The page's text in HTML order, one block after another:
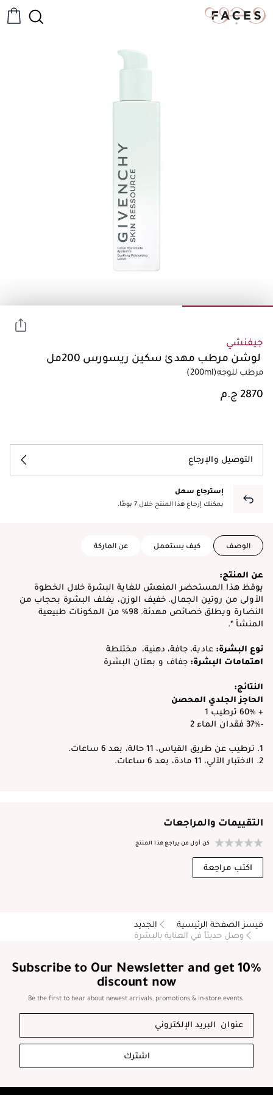
جيفنشي
لوشن مرطب مهدئ سكين ريسورس 200مل
مرطب للوجه(200ml)
التوصيل والإرجاع
إسترجاع سهل
يمكنك إرجاع هذا المنتج خلال 7 يومًا.
الوصف كيف يستعمل عن الماركة
عن المنتج:
يوقظ هذا المستحضر المنعش للغاية البشرة خلال الخطوة
الأولى من روتين الجمال. خفيف الوزن، يغلف البشرة بحجاب من
النضارة ويطلق خصائص مهدئة. 98٪ من المكونات طبيعية
المنشأ *.
نوع البشرة: عادية، جافة، دهنية، مختلطة
اهتمامات البشرة: جفاف و بهتان البشرة
النتائج:
الحاجز الجلدي المحصن
+ 60٪ ترطيب 1
-37٪ فقدان الماء 2
1. ترطيب عن طريق القياس، 11 حالة، بعد 6 ساعات.
2. الاختبار الآلي، 11 مادة، بعد 6 ساعات.
التقييمات والمراجعات
كن أول من يراجع هذا المنتج
اكتب مراجعة
فيسز الصفحة الرئيسية
الجديد
وصل حديثاً في العناية بالبشرة
Subscribe to Our Newsletter and get 10%
discount now
Be the first to hear about newest arrivals, promotions & in-store events
اشترك